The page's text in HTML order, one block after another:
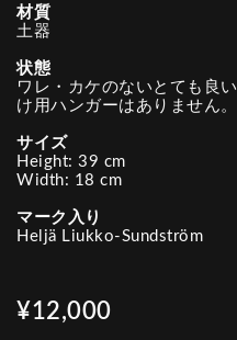
材質
土器
状態
ワレ・カケのないとても良
け用ハンガーはありません。
サイズ
Height: 39 cm
Width: 18 cm
マーク入り
Heljä Liukko-Sundström
¥12,000